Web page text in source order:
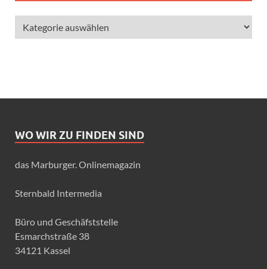
WO WIR ZU FINDEN SIND
das Marburger. Onlinemagazin
Sternbald Intermedia
Büro und Geschäfststelle
Esmarchstraße 38
34121 Kassel